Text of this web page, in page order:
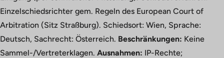
Einzelschiedsrichter gem. Regeln des European Court of
Arbitration (Sitz Straßburg). Schiedsort: Wien, Sprache:
Deutsch, Sachrecht: Österreich. Beschränkungen: Keine
Sammel-/Vertreterklagen. Ausnahmen: IP-Rechte;